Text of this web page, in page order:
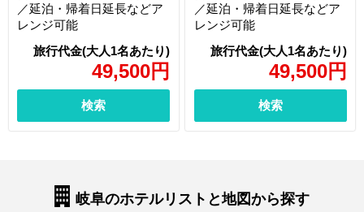
49,500円
／延泊・帰着日延長などア
レンジ可能
検索
49,500円
／延泊・帰着日延長などア
レンジ可能
検索
岐阜のホテルリストと地図から探す